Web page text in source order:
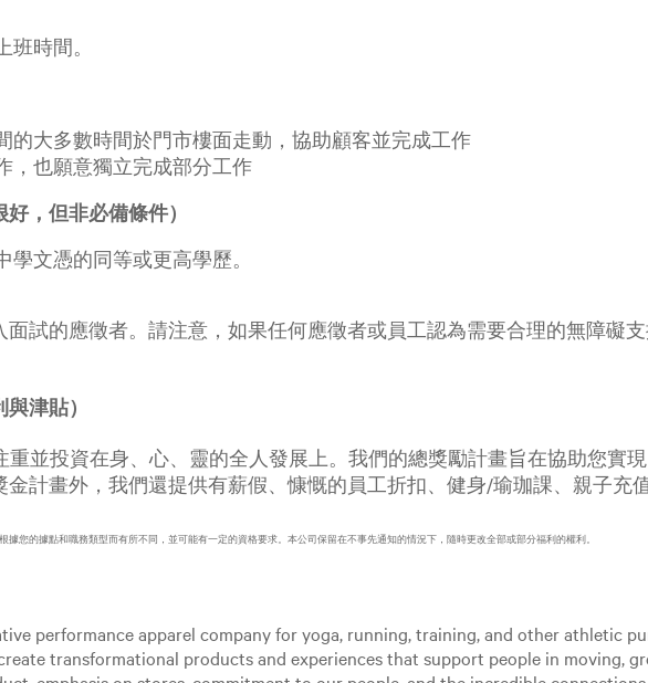
班時間。
的大多數時間於門市樓面走動，協助顧客並完成工作
，也願意獨立完成部分工作
，但非必備條件）
學文憑的同等或更高學歷。
面試的應徵者。請注意，如果任何應徵者或員工認為需要合理的無障礙
津貼）
重並投資在身、心、靈的全人發展上。我們的總獎勵計畫旨在協助您實
計畫外，我們還提供有薪假、慷慨的員工折扣、健身/瑜珈課、親子充
據您的據點和職務類型而有所不同，並可能有一定的資格要求。本公司保留在不事先通知的情況下，隨時更改全部或部分福利的權利。
performance apparel company for yoga, running, training, and other athletic
transformational products and experiences that support people in moving,